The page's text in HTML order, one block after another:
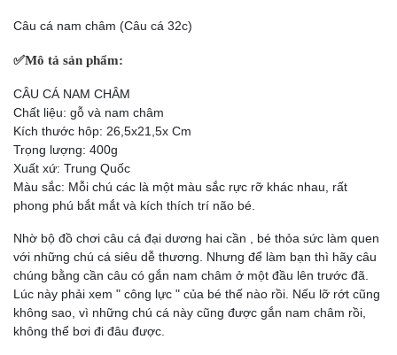
Câu cá nam châm (Câu cá 32c)
✅Mô tả sản phẩm:
CÂU CÁ NAM CHÂM
Chất liệu: gỗ và nam châm
Kích thước hôp: 26,5x21,5x Cm
Trọng lượng: 400g
Xuất xứ: Trung Quốc
Màu sắc: Mỗi chú các là một màu sắc rực rỡ khác nhau, rất
phong phú bắt mắt và kích thích trí não bé.
Nhờ bộ đồ chơi câu cá đại dương hai cần , bé thỏa sức làm quen
với những chú cá siêu dễ thương. Nhưng để làm bạn thì hãy câu
chúng bằng cần câu có gắn nam châm ở một đầu lên trước đã.
Lúc này phải xem " công lực " của bé thế nào rồi. Nếu lỡ rớt cũng
không sao, vì những chú cá này cũng được gắn nam châm rồi,
không thể bơi đi đâu được.